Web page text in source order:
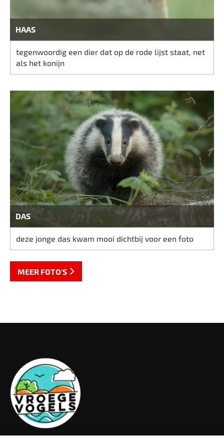
HAAS
tegenwoordig een dier dat op de rode lijst staat, net
als het konijn
DAS
deze jonge das kwam mooi dichtbij voor een foto
MEER FOTO'S